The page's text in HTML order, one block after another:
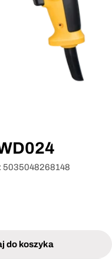
5035048268148
DWD024
Dewalt
do koszyka